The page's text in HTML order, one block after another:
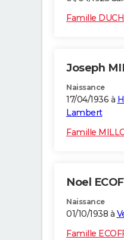
Famille
Joseph
Naissance
17/04/1936 à
Lambert
Famille
Noel
Naissance
01/10/1938 à
Famille